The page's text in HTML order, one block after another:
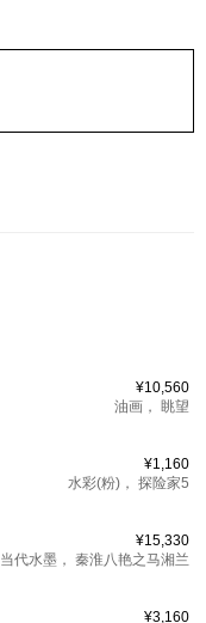
¥10,560
油画，
眺望
¥1,160
水彩(粉)， 探险家5
¥15,330
当代水墨， 秦淮八艳之马湘兰
¥3,160